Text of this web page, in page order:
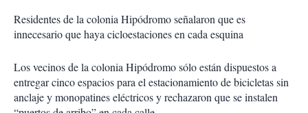
Residentes de la colonia Hipódromo señalaron que es
innecesario que haya cicloestaciones en cada esquina
Los vecinos de la colonia Hipódromo sólo están dispuestos a
entregar cinco espacios para el estacionamiento de bicicletas sin
anclaje y monopatines eléctricos y rechazaron que se instalen